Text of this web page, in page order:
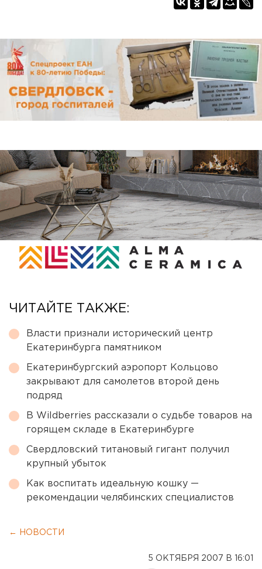
ЧИТАЙТЕ ТАКЖЕ:
Власти признали исторический центр
Екатеринбурга памятником
Екатеринбургский аэропорт Кольцово
закрывают для самолетов второй день
подряд
В Wildberries рассказали о судьбе товаров на
горящем складе в Екатеринбурге
Свердловский титановый гигант получил
крупный убыток
Как воспитать идеальную кошку —
рекомендации челябинских специалистов
← НОВОСТИ
5 ОКТЯБРЯ 2007 В 16:01